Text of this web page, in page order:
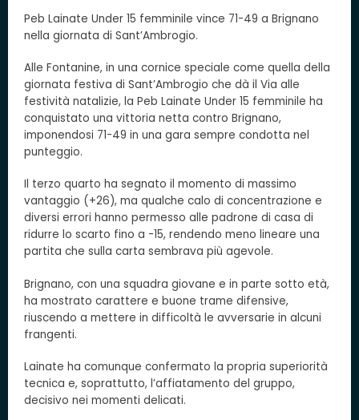
Peb Lainate Under 15 femminile vince 71-49 a Brignano
nella giornata di Sant’Ambrogio.
Alle Fontanine, in una cornice speciale come quella della
giornata festiva di Sant’Ambrogio che dà il Via alle
festività natalizie, la Peb Lainate Under 15 femminile ha
conquistato una vittoria netta contro Brignano,
imponendosi 71-49 in una gara sempre condotta nel
punteggio.
Il terzo quarto ha segnato il momento di massimo
vantaggio (+26), ma qualche calo di concentrazione e
diversi errori hanno permesso alle padrone di casa di
ridurre lo scarto fino a -15, rendendo meno lineare una
partita che sulla carta sembrava più agevole.
Brignano, con una squadra giovane e in parte sotto età,
ha mostrato carattere e buone trame difensive,
riuscendo a mettere in difficoltà le avversarie in alcuni
frangenti.
Lainate ha comunque confermato la propria superiorità
tecnica e, soprattutto, l’affiatamento del gruppo,
decisivo nei momenti delicati.